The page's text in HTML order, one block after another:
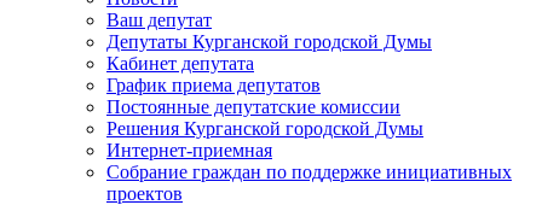
Ваш депутат
Депутаты Курганской городской Думы
Кабинет депутата
График приема депутатов
Постоянные депутатские комиссии
Решения Курганской городской Думы
Интернет-приемная
Собрание граждан по поддержке инициативных
проектов